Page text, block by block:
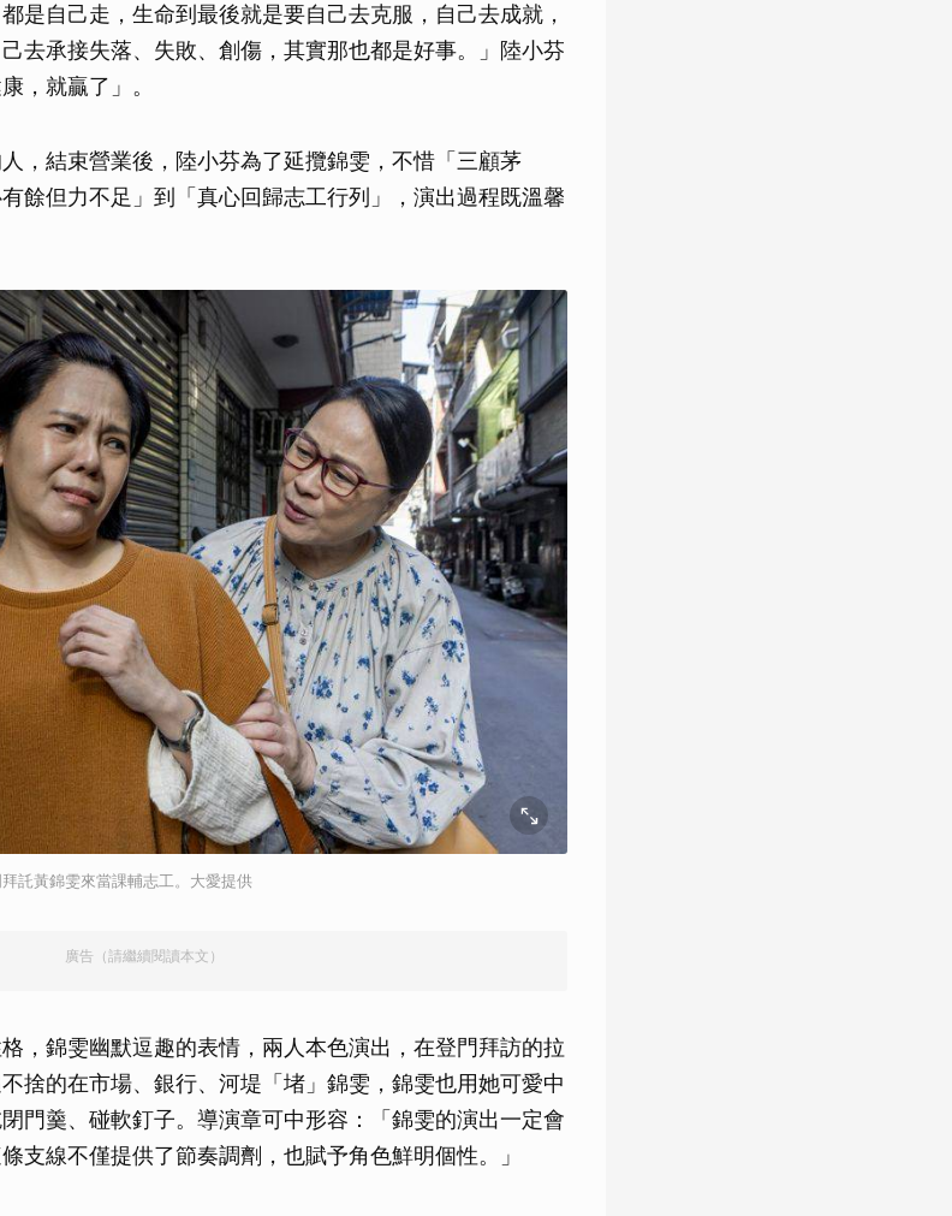
是自己走，生命到最後就是要自己去克服，自己去成就，
去承接失落、失敗、創傷，其實那也都是好事。」陸小芬
，就贏了」。
，結束營業後，陸小芬為了延攬錦雯，不惜「三顧茅
餘但力不足」到「真心回歸志工行列」，演出過程既溫馨
託黃錦雯來當課輔志工。大愛提供
廣告（請繼續閱讀本文）
，錦雯幽默逗趣的表情，兩人本色演出，在登門拜訪的拉
捨的在市場、銀行、河堤「堵」錦雯，錦雯也用她可愛中
門羹、碰軟釘子。導演章可中形容：「錦雯的演出一定會
支線不僅提供了節奏調劑，也賦予角色鮮明個性。」
取消